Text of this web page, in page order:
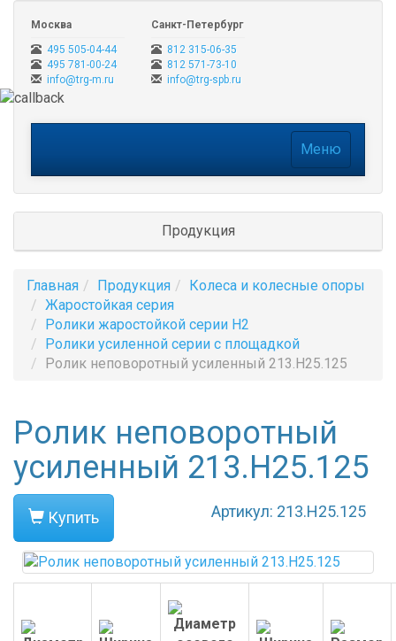
Москва
495 505-04-44
495 781-00-24
info@trg-m.ru
Санкт-Петербург
812 315-06-35
812 571-73-10
info@trg-spb.ru
Меню
Продукция
Главная Продукция
Колеса и колесные опоры
Жаростойкая серия
Ролики жаростойкой серии H2
Ролики усиленной серии с площадкой
Ролик неповоротный усиленный 213.H25.125
Ролик неповоротный
усиленный 213.H25.125
Купить Артикул: 213.H25.125